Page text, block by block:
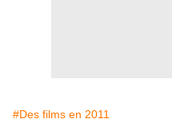
#Des films en 2011